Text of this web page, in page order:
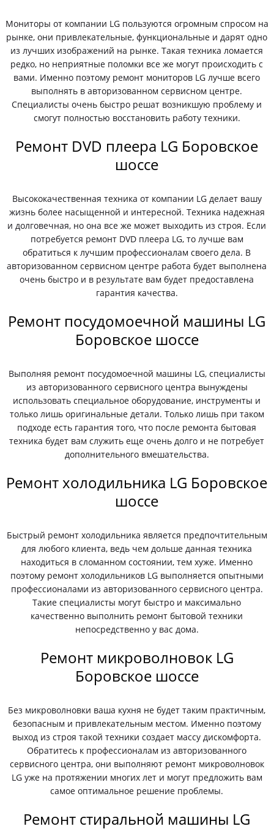
Мониторы от компании LG пользуются огромным спросом на
рынке, они привлекательные, функциональные и дарят одно
из лучших изображений на рынке. Такая техника ломается
редко, но неприятные поломки все же могут происходить с
вами. Именно поэтому ремонт мониторов LG лучше всего
выполнять в авторизованном сервисном центре.
Специалисты очень быстро решат возникшую проблему и
смогут полностью восстановить работу техники.
Ремонт DVD плеера LG Боровское
шоссе
Высококачественная техника от компании LG делает вашу
жизнь более насыщенной и интересной. Техника надежная
и долговечная, но она все же может выходить из строя. Если
потребуется ремонт DVD плеера LG, то лучше вам
обратиться к лучшим профессионалам своего дела. В
авторизованном сервисном центре работа будет выполнена
очень быстро и в результате вам будет предоставлена
гарантия качества.
Ремонт посудомоечной машины LG
Боровское шоссе
Выполняя ремонт посудомоечной машины LG, специалисты
из авторизованного сервисного центра вынуждены
использовать специальное оборудование, инструменты и
только лишь оригинальные детали. Только лишь при таком
подходе есть гарантия того, что после ремонта бытовая
техника будет вам служить еще очень долго и не потребует
дополнительного вмешательства.
Ремонт холодильника LG Боровское
шоссе
Быстрый ремонт холодильника является предпочтительным
для любого клиента, ведь чем дольше данная техника
находиться в сломанном состоянии, тем хуже. Именно
поэтому ремонт холодильников LG выполняется опытными
профессионалами из авторизованного сервисного центра.
Такие специалисты могут быстро и максимально
качественно выполнить ремонт бытовой техники
непосредственно у вас дома.
Ремонт микроволновок LG
Боровское шоссе
Без микроволновки ваша кухня не будет таким практичным,
безопасным и привлекательным местом. Именно поэтому
выход из строя такой техники создает массу дискомфорта.
Обратитесь к профессионалам из авторизованного
сервисного центра, они выполняют ремонт микроволновок
LG уже на протяжении многих лет и могут предложить вам
самое оптимальное решение проблемы.
Ремонт стиральной машины LG